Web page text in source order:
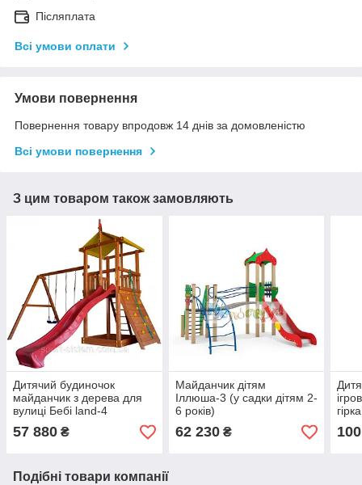
Післяплата
Всі умови оплати
Умови повернення
Повернення товару впродовж 14 днів за домовленістю
Всі умови повернення
З цим товаром також замовляють
Дитячий будиночок
майданчик з дерева для
вулиці Бебі land-4
57 880 ₴
Майданчик дітям
Іллюша-3 (у садки дітям 2-
6 років)
62 230₴
Подібні товари компанії